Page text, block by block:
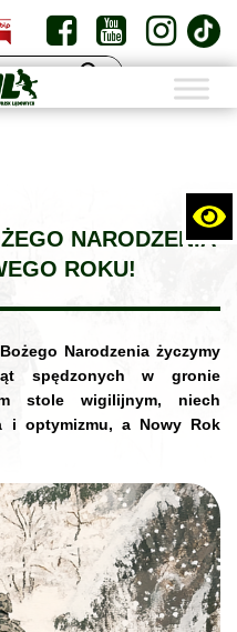
PL EN
NARODZENIA
ROKU!
Narodzenia życzymy
spędzonych w gronie
stole wigilijnym, niech
i optymizmu, a Nowy Rok